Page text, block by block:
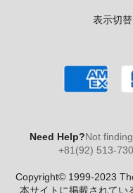
表示切
Need Help?Not
+81(92) 513-
Copyright© 1999-2023
本サイトに掲載されてい